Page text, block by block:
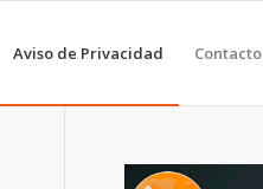
Aviso de Privacidad Contacto